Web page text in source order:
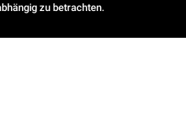
zu betrachten.